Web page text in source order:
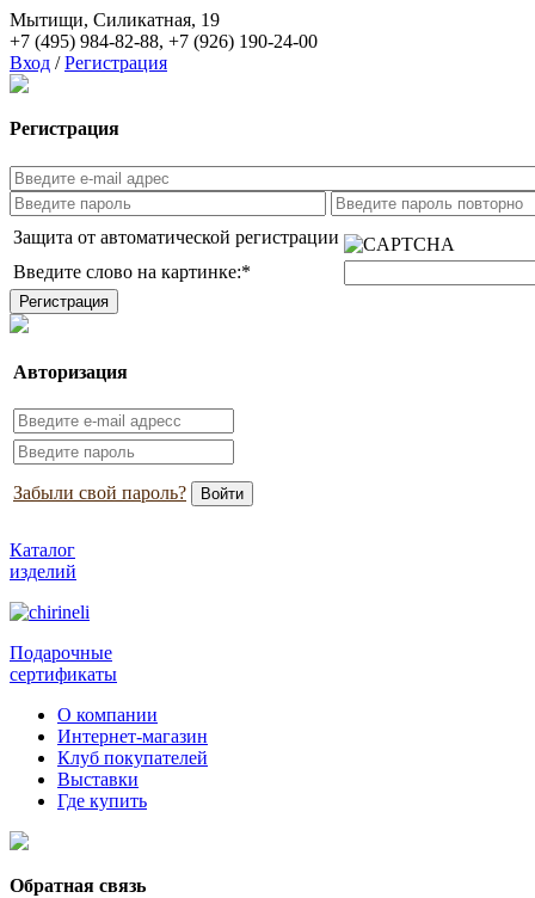
Мытищи, Силикатная, 19
+7 (495) 984-82-88, +7 (926) 190-24-00
Вход / Регистрация
Регистрация
Защита от автоматической регистрации
Введите слово на картинке:*
Авторизация
Забыли свой пароль?
Каталог
изделий
Подарочные
сертификаты
О компании
Интернет-магазин
Клуб покупателей
Выставки
Где купить
Обратная связь